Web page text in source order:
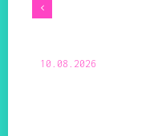
10.08.2026